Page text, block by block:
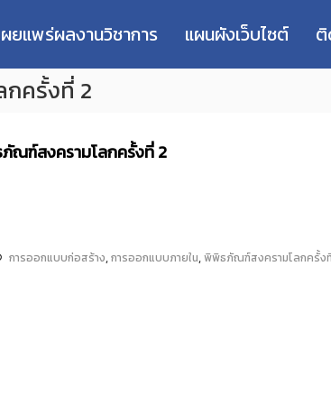
ผยแพร่ผลงานวิชาการ แผนผังเว็บไซต์
ครั้งที่ 2
ณฑ์สงครามโลกครั้งที่ 2
การออกแบบก่อสร้าง,การออกแบบภายใน,พิพิธภัณฑ์สงครามโลกครั้ง